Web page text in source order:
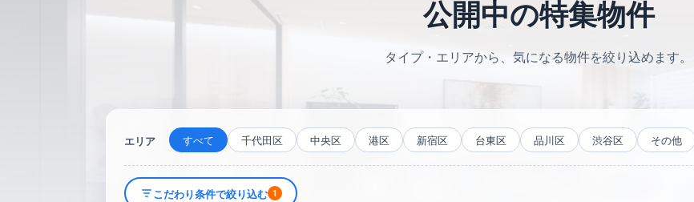
公開中の特集物件
タイプ・エリアから、気になる物件を絞り込めます。
エリア すべて 千代田区 中央区 港区 新宿区 台東区 品川区 渋谷区 その他
こだわり条件で絞り込む 1